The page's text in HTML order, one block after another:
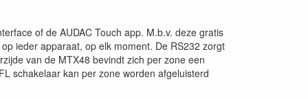
of de AUDAC Touch app. M.b.v. deze gratis
ieder apparaat, op elk moment. De RS232 zorgt
van de MTX48 bevindt zich per zone een
schakelaar kan per zone worden afgeluisterd